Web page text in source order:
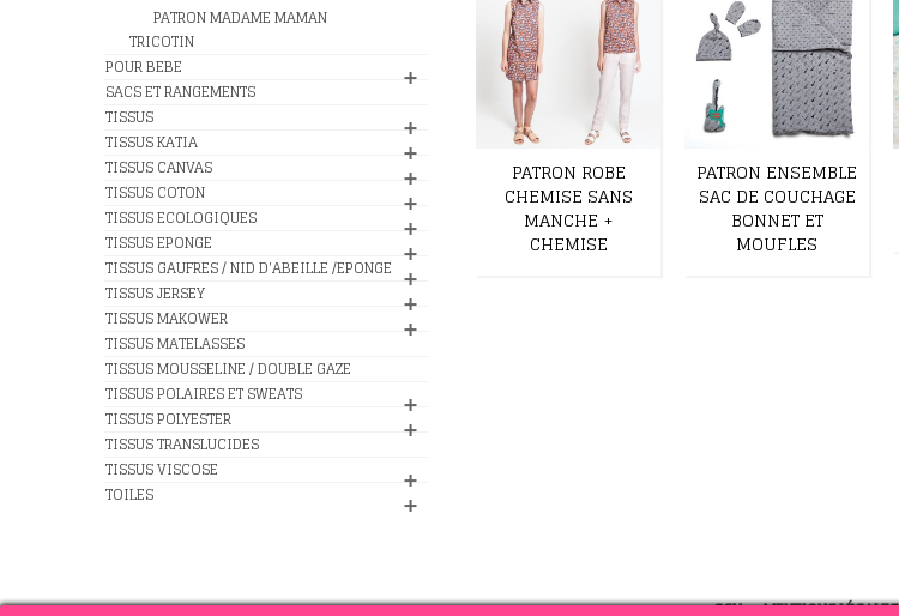
PATRON MADAME MAMAN
TRICOTIN
POUR BEBE
SACS ET RANGEMENTS
TISSUS
TISSUS KATIA
TISSUS CANVAS
TISSUS COTON
TISSUS ECOLOGIQUES
TISSUS EPONGE
TISSUS GAUFRES / NID D'ABEILLE /EPONGE
TISSUS JERSEY
TISSUS MAKOWER
TISSUS MATELASSES
TISSUS MOUSSELINE / DOUBLE GAZE
TISSUS POLAIRES ET SWEATS
TISSUS POLYESTER
TISSUS TRANSLUCIDES
TISSUS VISCOSE
TOILES
PATRON ROBE
CHEMISE SANS
MANCHE +
CHEMISE
PATRON ENSEMBLE
SAC DE COUCHAGE
BONNET ET
MOUFLES
CGV-MENTIONS LÉGALES